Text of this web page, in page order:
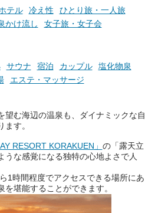
らこそ向き合える、大切な自分
の本音。
たら素敵ですよね。
は、そんなあなたの心のつぶや
きをプロの占い師に相談するこ
とができるサービスです。
おふろパス会員様なら、この特
別なひとときを「毎月10分無
料」でご利用いただけます。
テル 冷え性
ひとり旅・一人旅
かけ流し 女子旅・女子会
サウナ 宿泊 カップル
塩化物泉
エステ・マッサージ
む海辺の温泉も、ダイナミックな自
す。
RESORT KORAKUEN」 の「露天立
な感覚になる独特の心地よさで人
1時間程度でアクセスできる場所にあ
堪能することができます。